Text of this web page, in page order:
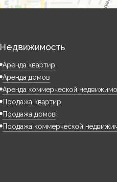
Недвижимость
Аренда квартир
Аренда домов
Аренда коммерческой
Продажа квартир
Продажа домов
Продажа коммерческой